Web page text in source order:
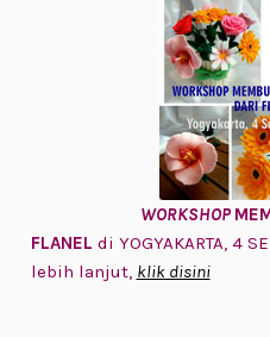
WORKSHOP
FLANEL di YOGYAKARTA, 4
lebih lanjut, klik disini